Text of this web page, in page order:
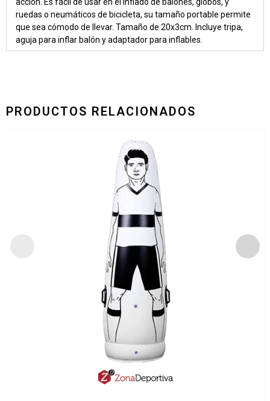
ruedas o neumáticos de bicicleta, su tamaño portable permite
que sea cómodo de llevar. Tamaño de 20x3cm. Incluye tripa,
aguja para inflar balón y adaptador para inflables.
PRODUCTOS RELACIONADOS